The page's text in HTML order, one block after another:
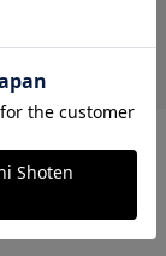
商品に